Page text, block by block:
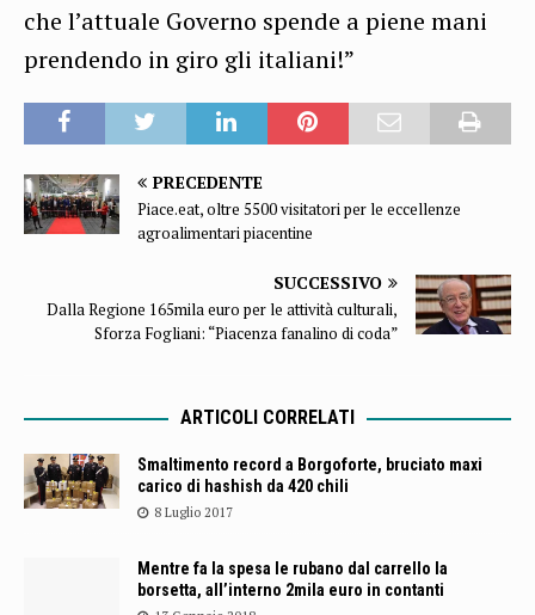
che l’attuale Governo spende a piene mani
prendendo in giro gli italiani!”
PRECEDENTE
Piace.eat, oltre 5500 visitatori per le eccellenze
agroalimentari piacentine
SUCCESSIVO
Dalla Regione 165mila euro per le attività culturali,
Sforza Fogliani: “Piacenza fanalino di coda”
ARTICOLI CORRELATI
Smaltimento record a Borgoforte, bruciato maxi
carico di hashish da 420 chili
8 Luglio 2017
Mentre fa la spesa le rubano dal carrello la
borsetta, all’interno 2mila euro in contanti